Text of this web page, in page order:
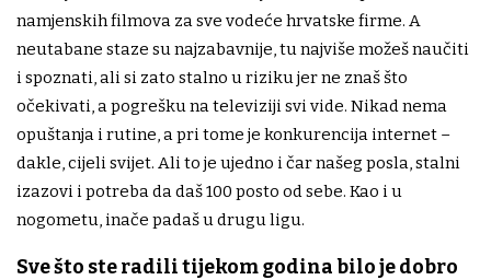
namjenskih filmova za sve vodeće hrvatske firme. A
neutabane staze su najzabavnije, tu najviše možeš naučiti
i spoznati, ali si zato stalno u riziku jer ne znaš što
očekivati, a pogrešku na televiziji svi vide. Nikad nema
opuštanja i rutine, a pri tome je konkurencija internet –
dakle, cijeli svijet. Ali to je ujedno i čar našeg posla, stalni
izazovi i potreba da daš 100 posto od sebe. Kao i u
nogometu, inače padaš u drugu ligu.
Sve što ste radili tijekom godina bilo je dobro